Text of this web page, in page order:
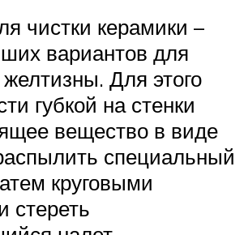
чистки керамики –
вариантов для
Для этого
губкой на стенки
вещество в виде
специальный
круговыми
стереть